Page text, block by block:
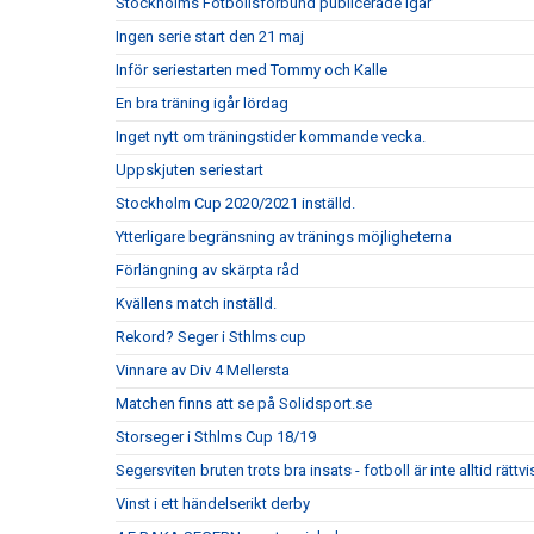
Ingen serie start den 21 maj
Inför seriestarten med Tommy och Kalle
En bra träning igår lördag
Inget nytt om träningstider kommande vecka.
Uppskjuten seriestart
Stockholm Cup 2020/2021 inställd.
Ytterligare begränsning av tränings möjligheterna
Förlängning av skärpta råd
Kvällens match inställd.
Rekord? Seger i Sthlms cup
Vinnare av Div 4 Mellersta
Matchen finns att se på Solidsport.se
Storseger i Sthlms Cup 18/19
Segersviten bruten trots bra insats - fotboll är inte alltid
Vinst i ett händelserikt derby